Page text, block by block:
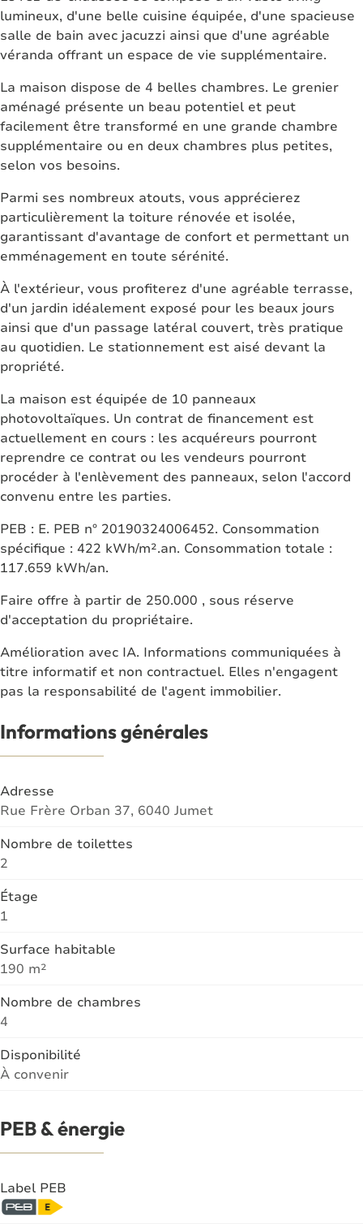
lumineux, d'une belle cuisine équipée, d'une spacieuse
salle de bain avec jacuzzi ainsi que d'une agréable
véranda offrant un espace de vie supplémentaire.
La maison dispose de 4 belles chambres. Le grenier
aménagé présente un beau potentiel et peut
facilement être transformé en une grande chambre
supplémentaire ou en deux chambres plus petites,
selon vos besoins.
Parmi ses nombreux atouts, vous apprécierez
particulièrement la toiture rénovée et isolée,
garantissant d'avantage de confort et permettant un
emménagement en toute sérénité.
À l'extérieur, vous profiterez d'une agréable terrasse,
d'un jardin idéalement exposé pour les beaux jours
ainsi que d'un passage latéral couvert, très pratique
au quotidien. Le stationnement est aisé devant la
propriété.
La maison est équipée de 10 panneaux
photovoltaïques. Un contrat de financement est
actuellement en cours : les acquéreurs pourront
reprendre ce contrat ou les vendeurs pourront
procéder à l'enlèvement des panneaux, selon l'accord
convenu entre les parties.
PEB : E. PEB n° 20190324006452. Consommation
spécifique : 422 kWh/m².an. Consommation totale :
117.659 kWh/an.
Faire offre à partir de 250.000 , sous réserve
d'acceptation du propriétaire.
Amélioration avec IA. Informations communiquées à
titre informatif et non contractuel. Elles n'engagent
pas la responsabilité de l'agent immobilier.
Informations générales
Adresse
Rue Frère Orban 37, 6040 Jumet
Nombre de toilettes
2
Étage
1
Surface habitable
190 m²
Nombre de chambres
4
Disponibilité
À convenir
PEB & énergie
Label PEB